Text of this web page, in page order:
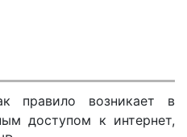
правило возникает в
доступом к интернет,